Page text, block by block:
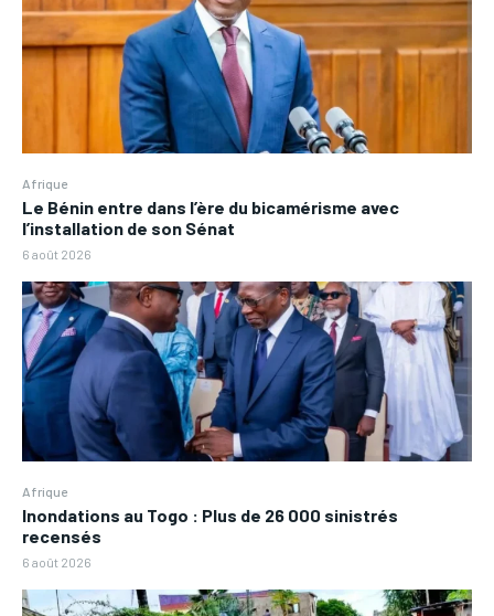
Afrique
Le Bénin entre dans l’ère du bicamérisme avec
l’installation de son Sénat
6 août 2026
Afrique
Inondations au Togo : Plus de 26 000 sinistrés
recensés
6 août 2026